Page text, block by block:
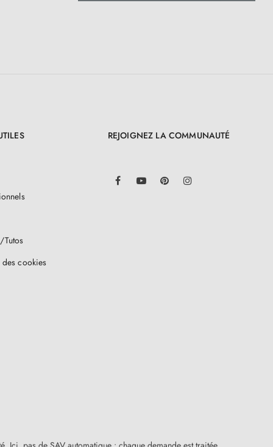
cookies
REJOIGNEZ LA COMMUNAUTÉ
FacebookYouTube Pinterest